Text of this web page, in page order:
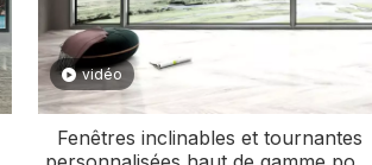
vidéo
Fenêtres inclinables et tournantes